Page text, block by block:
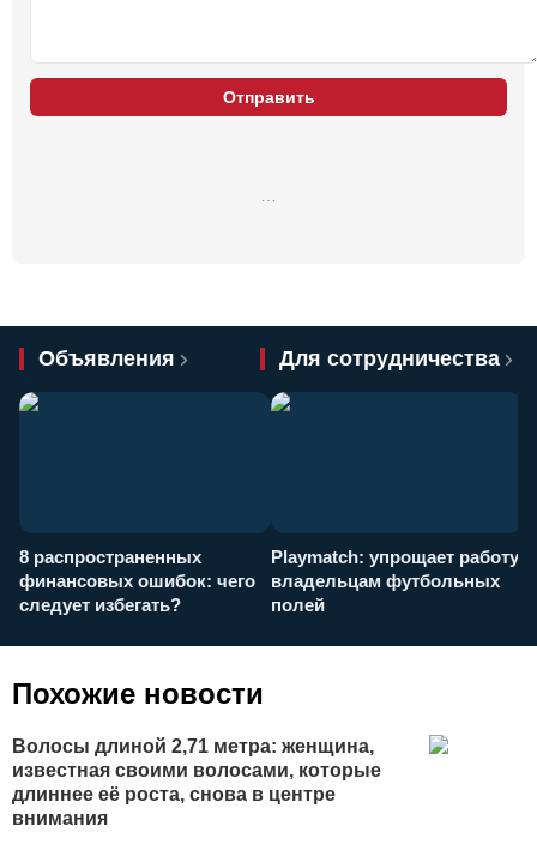
Отправить
Объявления Для сотрудничества
8 распространенных
финансовых ошибок: чего
следует избегать?
Playmatch: упрощает работу
владельцам футбольных
полей
Похожие новости
Волосы длиной 2,71 метра: женщина,
известная своими волосами, которые
длиннее её роста, снова в центре
внимания